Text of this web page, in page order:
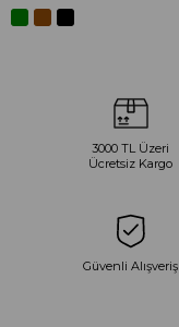
3000 TL Üzeri
Ücretsiz Kargo
Güvenli Alışveriş